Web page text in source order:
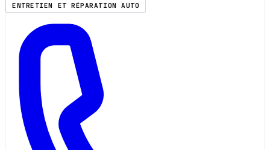
ENTRETIEN ET RÉPARATION AUTO